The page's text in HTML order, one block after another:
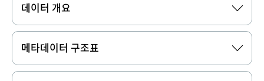
데이터 개요
메타데이터 구조표